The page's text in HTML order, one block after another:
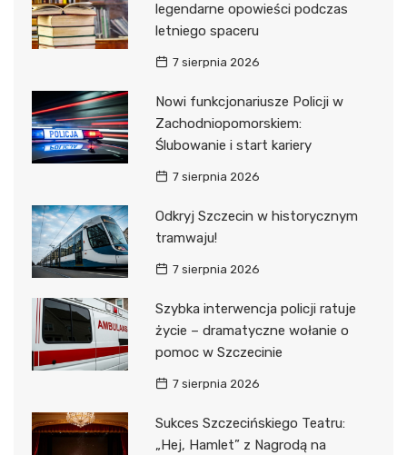
legendarne opowieści podczas
letniego spaceru
7 sierpnia 2026
Nowi funkcjonariusze Policji w
Zachodniopomorskiem:
Ślubowanie i start kariery
7 sierpnia 2026
Odkryj Szczecin w historycznym
tramwaju!
7 sierpnia 2026
Szybka interwencja policji ratuje
życie – dramatyczne wołanie o
pomoc w Szczecinie
7 sierpnia 2026
Sukces Szczecińskiego Teatru:
„Hej, Hamlet” z Nagrodą na